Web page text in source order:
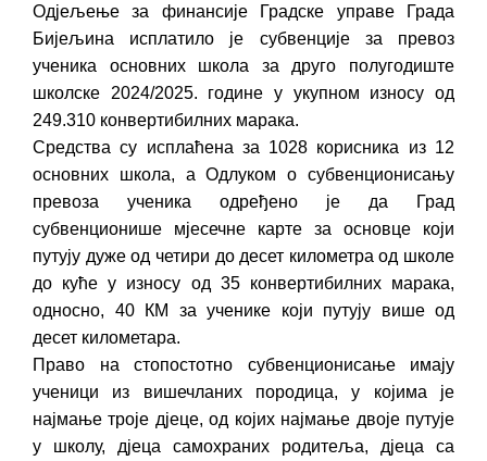
ТЕРИТОРИЈИ ГРАДА БИЈЕЉИНА
помоћ за набавку школског прибора
основцима
Обрасци захтјева за регресирано
гориво доступни од 13. марта до 15.
новембра
Захтјев за издавање ПОНОСНЕ КАРТИЦЕ
Обавјештење о забрани саобраћаја 6. и
7. августа
Обавјештење за предузетника - Вера
Ујић
Одјељење за финансије Градске управе Града
Бијељина исплатило је субвенције за превоз
ученика основних школа за друго полугодиште
школске 2024/2025. године у укупном износу од
249.310 конвертибилних марака.
Средства су исплаћена за 1028 корисника из 12
основних школа, а Одлуком о субвенционисању
превоза ученика одређено је да Град
субвенционише мјесечне карте за основце који
путују дуже од четири до десет километра од школе
до куће у износу од 35 конвертибилних марака,
односно, 40 КМ за ученике који путују више од
десет километара.
Право на стопостотно субвенционисање имају
ученици из вишечланих породица, у којима је
најмање троје дјеце, од којих најмање двоје путује
у школу, дјеца самохраних родитеља, дјеца са